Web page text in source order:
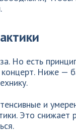
Но есть
Ниже —
и
Это снижает